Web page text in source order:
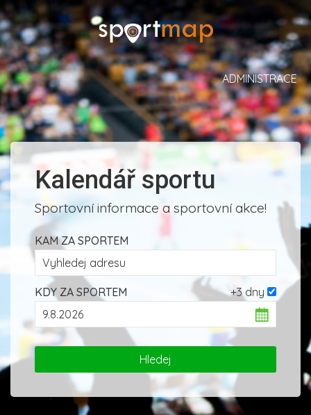
ADMINISTRACE
Kalendář sportu
Sportovní informace a sportovní akce!
KAM ZA SPORTEM
+3 dny
KDY ZA SPORTEM